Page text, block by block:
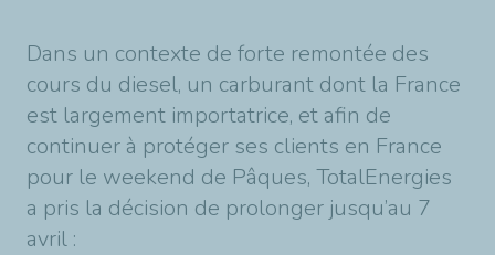
Dans un contexte de forte remontée des
cours du diesel, un carburant dont la France
est largement importatrice, et afin de
continuer à protéger ses clients en France
pour le weekend de Pâques, TotalEnergies
a pris la décision de prolonger jusqu’au 7
avril :